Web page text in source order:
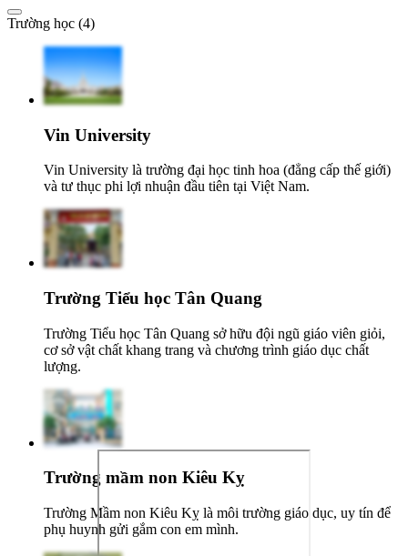
Trường học (4)
Vin University
Vin University là trường đại học tinh hoa (đẳng cấp thế giới)
và tư thục phi lợi nhuận đầu tiên tại Việt Nam.
Trường Tiểu học Tân Quang
Trường Tiểu học Tân Quang sở hữu đội ngũ giáo viên giỏi,
cơ sở vật chất khang trang và chương trình giáo dục chất
lượng.
Trường mầm non Kiêu Kỵ
Trường Mầm non Kiêu Kỵ là môi trường giáo dục, uy tín để
phụ huynh gửi gắm con em mình.